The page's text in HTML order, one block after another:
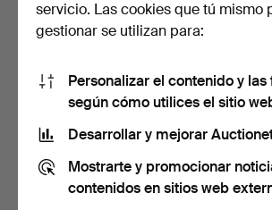
JARRÓN y BOMBONERA, 2
piezas, porcelana, R…
4 días
servicio. Las cookies que tú mismo
gestionar se utilizan para:
Personalizar el contenido y las
según cómo utilices el sitio
Desarrollar y mejorar
Mostrarte y promocionar
contenidos en sitios web